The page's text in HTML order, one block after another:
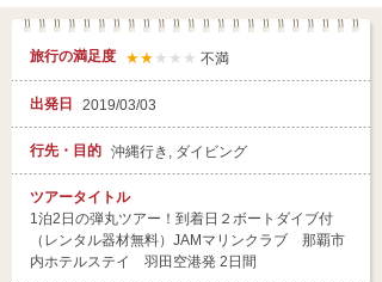
旅行の満足度 ★★ ★★★ 不満
出発日 2019/03/03
行先・目的 沖縄行き, ダイビング
ツアータイトル
1泊2日の弾丸ツアー！到着日２ボートダイブ付
（レンタル器材無料）JAMマリンクラブ 那覇市
内ホテルステイ 羽田空港発 2日間